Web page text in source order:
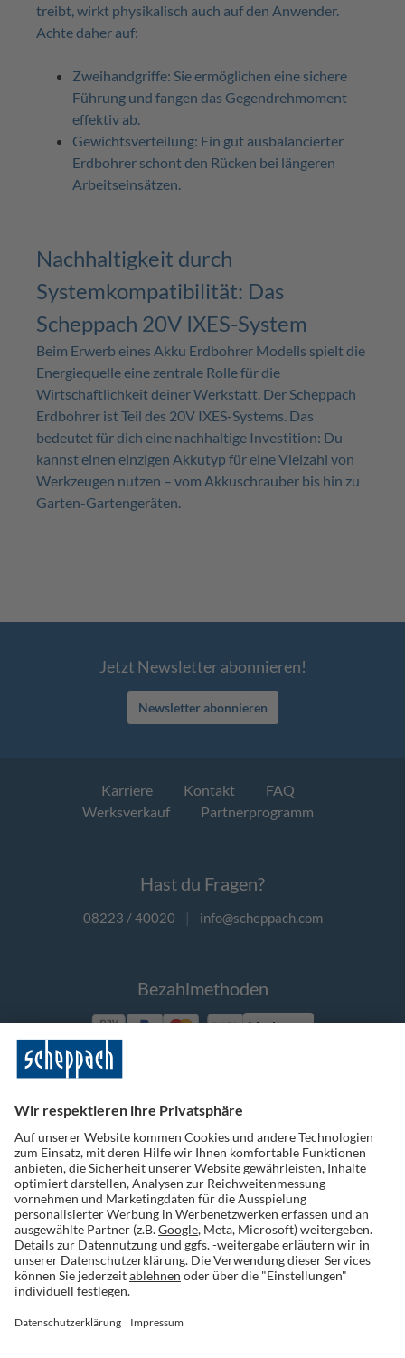
treibt, wirkt physikalisch auch auf den Anwender.
Achte daher auf:
Zweihandgriffe: Sie ermöglichen eine sichere
Führung und fangen das Gegendrehmoment
effektiv ab.
Gewichtsverteilung: Ein gut ausbalancierter
Erdbohrer schont den Rücken bei längeren
Arbeitseinsätzen.
Nachhaltigkeit durch
Systemkompatibilität: Das
Scheppach 20V IXES-System
Beim Erwerb eines Akku Erdbohrer Modells spielt die
Energiequelle eine zentrale Rolle für die
Wirtschaftlichkeit deiner Werkstatt. Der Scheppach
Erdbohrer ist Teil des 20V IXES-Systems. Das
bedeutet für dich eine nachhaltige Investition: Du
kannst einen einzigen Akkutyp für eine Vielzahl von
Werkzeugen nutzen – vom Akkuschrauber bis hin zu
Garten-Gartengeräten.
Jetzt Newsletter abonnieren!
Newsletter abonnieren
Karriere Kontakt
FAQ
Werksverkauf
Partnerprogramm
Hast du Fragen?
08223 / 40020 | info@scheppach.com
Bezahlmethoden
Vorkasse